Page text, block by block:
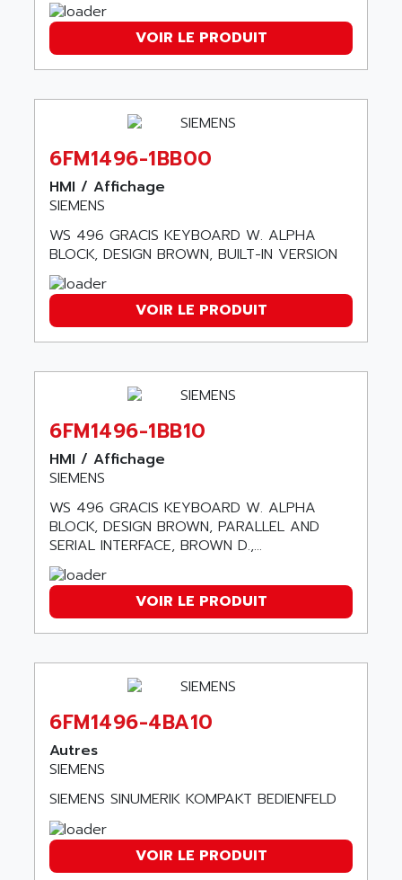
TC2000
MOVITRON
SMC100
ECODRIVE
NUM 720
SINUMERIK 802
DIGITAX
BUC
RAC3
PANELVIEW 550
AXODYN
8200 VECTOR
GP2000 SERIE
C50
SMARTDRIVE VF1000
NUMECOR
631
CQM1H
ESG
MOVIDRIVE
MDS
COMBIVERT
COMBIVERT S4
VSF
TI-305
DIAS
AMERICAN STD INC
AMERSHAM
AMET
AMETEK
AMETHERM
AMI SEMICONDUCTOR
AMIC TECHNOLOGY
AMK
AMKASYN
AMP
AMP DISPLAY
AMPEREX
AMRI-KSB
AMSAMOTION
AMX
ANAHEIM AUTOMATION
ANALOG
ANALOG DEVICES
ANALOGIC
ANCAR
ANDERS ELECTRONICS
ANDERSON POWER PRODUCTS
ANDERSON-NEGELE
ANDRON
VOIR LE PRODUIT
6FM1496-1BB00
HMI / Affichage
SIEMENS
WS 496 GRACIS KEYBOARD W. ALPHA
BLOCK, DESIGN BROWN, BUILT-IN VERSION
VOIR LE PRODUIT
6FM1496-1BB10
HMI / Affichage
SIEMENS
WS 496 GRACIS KEYBOARD W. ALPHA
BLOCK, DESIGN BROWN, PARALLEL AND
SERIAL INTERFACE, BROWN D.,...
VOIR LE PRODUIT
6FM1496-4BA10
Autres
SIEMENS
SIEMENS SINUMERIK KOMPAKT BEDIENFELD
VOIR LE PRODUIT